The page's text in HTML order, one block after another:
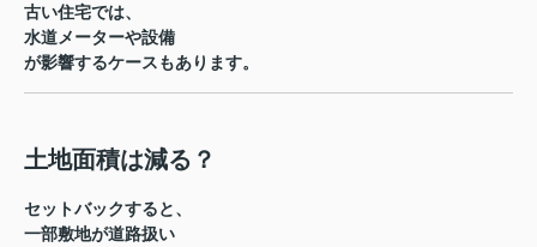
古い住宅では、
水道メーターや設備
が影響するケースもあります。
土地面積は減る？
セットバックすると、
一部敷地が道路扱い